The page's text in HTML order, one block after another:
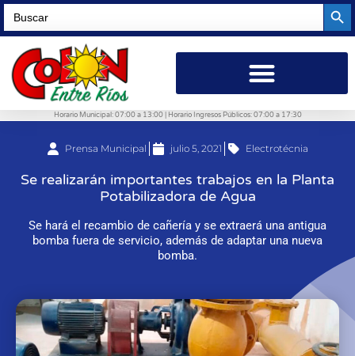
Search
for:
Horario Municipal: 07:00 a 13:00 | Horario Ingresos Públicos: 07:00 a 17:30
Prensa Municipal julio 5, 2021 Electrotécnia
Se realizarán importantes trabajos en la Planta
Potabilizadora de Agua
Se hará el recambio de cañería y se extraerá una antigua
bomba fuera de servicio, además de adaptar una nueva
bomba.